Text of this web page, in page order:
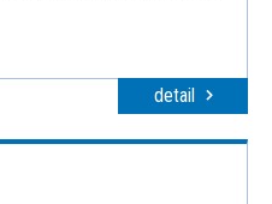
detail